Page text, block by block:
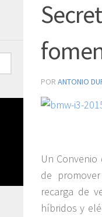
POR ANTONIO
Un
de
recarga de
híbridos y